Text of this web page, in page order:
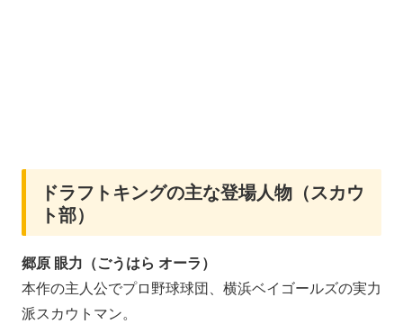
ドラフトキングの主な登場人物（スカウ
ト部）
郷原 眼力（ごうはら オーラ）
本作の主人公でプロ野球球団、横浜ベイゴールズの実力
派スカウトマン。